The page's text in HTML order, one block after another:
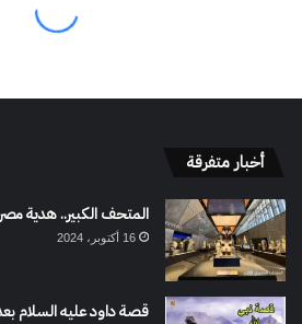
أخبار متفرقة
المتحف الكبير.. هدية
16 أكتوبر، 2024
قصة داود عليه السلام